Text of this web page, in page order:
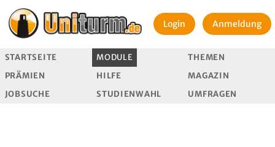
Login Anmeldung
STARTSEITE MODULE
THEMEN
PRÄMIEN
HILFE
MAGAZIN
JOBSUCHE
STUDIENWAHL UMFRAGEN